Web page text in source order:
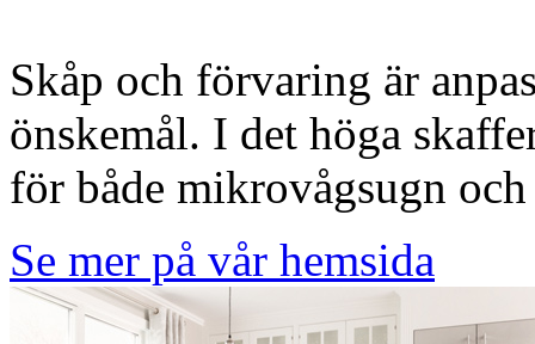
Skåp och förvaring är
önskemål. I det höga
för både mikrovågsugn
Se mer på vår hemsida